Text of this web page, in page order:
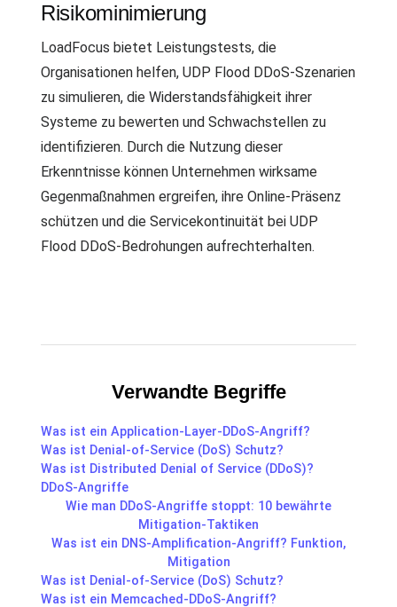
Risikominimierung
LoadFocus bietet Leistungstests, die
Organisationen helfen, UDP Flood DDoS-Szenarien
zu simulieren, die Widerstandsfähigkeit ihrer
Systeme zu bewerten und Schwachstellen zu
identifizieren. Durch die Nutzung dieser
Erkenntnisse können Unternehmen wirksame
Gegenmaßnahmen ergreifen, ihre Online-Präsenz
schützen und die Servicekontinuität bei UDP
Flood DDoS-Bedrohungen aufrechterhalten.
Verwandte Begriffe
Was ist ein Application-Layer-DDoS-Angriff?
Was ist Denial-of-Service (DoS) Schutz?
Was ist Distributed Denial of Service (DDoS)?
DDoS-Angriffe
Wie man DDoS-Angriffe stoppt: 10 bewährte
Mitigation-Taktiken
Was ist ein DNS-Amplification-Angriff? Funktion,
Mitigation
Was ist Denial-of-Service (DoS) Schutz?
Was ist ein Memcached-DDoS-Angriff?